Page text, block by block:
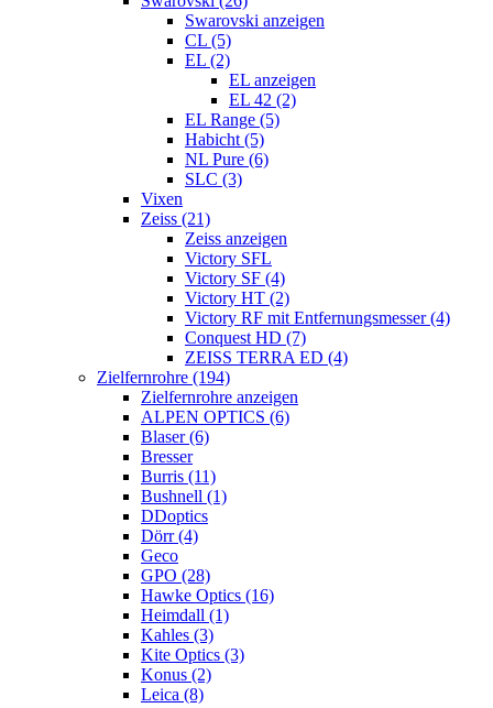
Swarovski anzeigen
CL (5)
EL (2)
EL anzeigen
EL 42 (2)
EL Range (5)
Habicht (5)
NL Pure (6)
SLC (3)
Vixen
Zeiss (21)
Zeiss anzeigen
Victory SFL
Victory SF (4)
Victory HT (2)
Victory RF mit Entfernungsmesser (4)
Conquest HD (7)
ZEISS TERRA ED (4)
Zielfernrohre (194)
Zielfernrohre anzeigen
ALPEN OPTICS (6)
Blaser (6)
Bresser
Burris (11)
Bushnell (1)
DDoptics
Dörr (4)
Geco
GPO (28)
Hawke Optics (16)
Heimdall (1)
Kahles (3)
Kite Optics (3)
Konus (2)
Leica (8)